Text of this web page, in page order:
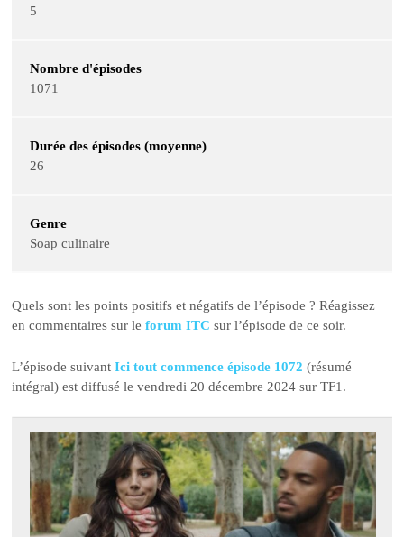
5
Nombre d'épisodes
1071
Durée des épisodes (moyenne)
26
Genre
Soap culinaire
Quels sont les points positifs et négatifs de l’épisode ? Réagissez
en commentaires sur leforum ITC sur l’épisode de ce soir.
L’épisode suivantIci tout commence épisode 1072 (résumé
intégral) est diffusé le vendredi 20 décembre 2024 sur TF1.